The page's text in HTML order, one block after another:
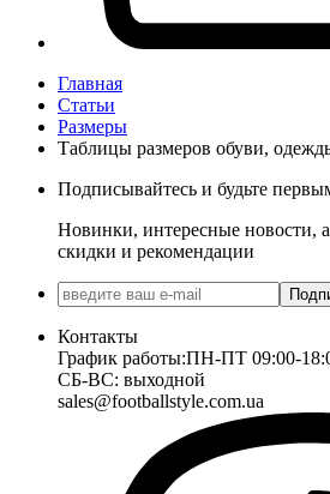
Главная
Статьи
Размеры
Таблицы размеров обуви,
Подписывайтесь и будьте
Новинки, интересные новости,
скидки и рекомендации
Контакты
График работы:ПН-ПТ 09:00-
СБ-ВС: выходной
sales@footballstyle.com.ua